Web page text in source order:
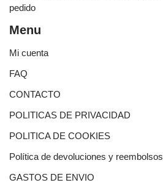
pedido
Menu
Mi cuenta
FAQ
CONTACTO
POLITICAS DE PRIVACIDAD
POLITICA DE COOKIES
Política de devoluciones y reembolsos
GASTOS DE ENVIO